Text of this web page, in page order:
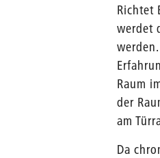
Richtet
werdet
Raum
der
am
Da